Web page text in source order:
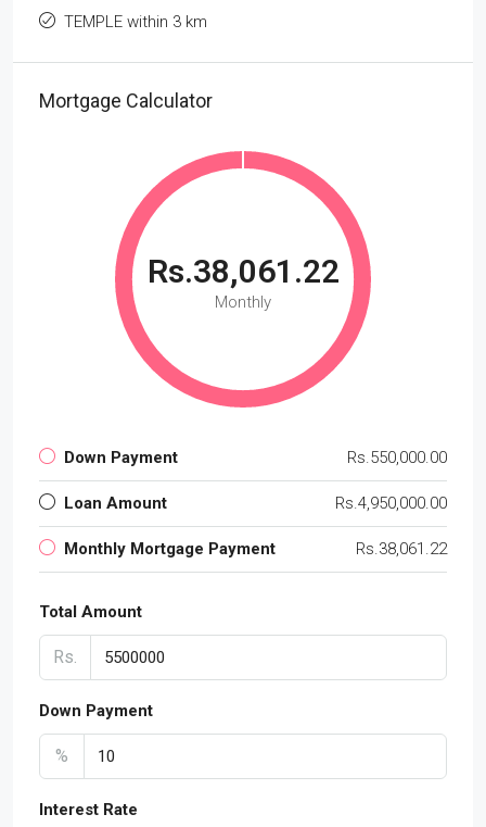
TEMPLE within 3 km
Mortgage Calculator
Rs.38,061.22
Monthly
Down Payment Rs.550,000.00
Loan Amount Rs.4,950,000.00
Monthly Mortgage Payment Rs.38,061.22
Total Amount
Rs.
Down Payment
%
Interest Rate